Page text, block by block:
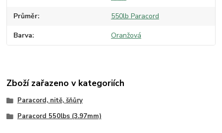
Průměr 550lb Paracord
Barva Oranžová
Zboží zařazeno v kategoriích
Paracord, nitě, šňůry
Paracord 550lbs (3.97mm)